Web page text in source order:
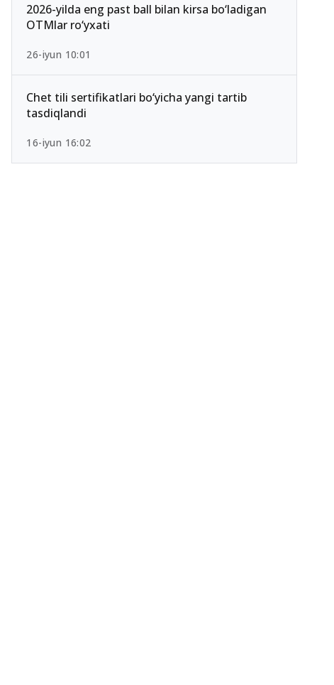
2026-yilda eng past ball bilan kirsa bo‘ladigan
OTMlar ro‘yxati
26-iyun 10:01
Chet tili sertifikatlari bo‘yicha yangi tartib
tasdiqlandi
16-iyun 16:02